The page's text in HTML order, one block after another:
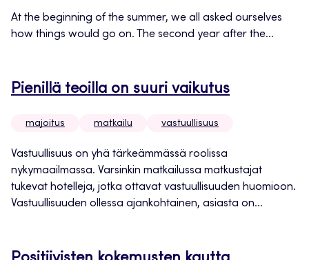
At the beginning of the summer, we all asked ourselves
how things would go on. The second year after the...
Pienillä teoilla on suuri vaikutus
majoitus matkailu vastuullisuus
Vastuullisuus on yhä tärkeämmässä roolissa
nykymaailmassa. Varsinkin matkailussa matkustajat
tukevat hotelleja, jotka ottavat vastuullisuuden huomioon.
Vastuullisuuden ollessa ajankohtainen, asiasta on...